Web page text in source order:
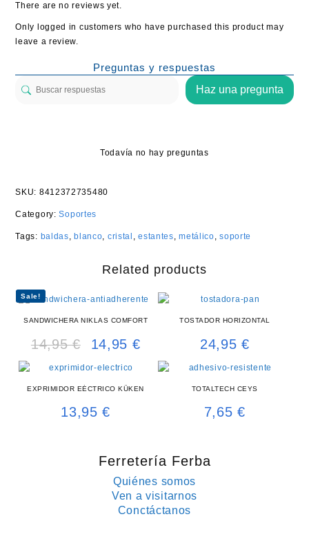
There are no reviews yet.
Only logged in customers who have purchased this product may
leave a review.
Preguntas y respuestas
Haz una pregunta
Todavía no hay preguntas
SKU: 8412372735480
Category:Soportes
Tags: baldas, blanco, cristal ,estantes,metálico,soporte
Related products
Sale!
SANDWICHERA NIKLAS COMFORT
14,95€
Original
was:
14,95 €.
14,95 €Current
14,95 €.
TOSTADOR HORIZONTAL
24,95€
EXPRIMIDOR EÉCTRICO KÜKEN
13,95€
TOTALTECH CEYS
7,65€
Ferretería Ferba
Quiénes somos
Ven a visitarnos
Conctáctanos